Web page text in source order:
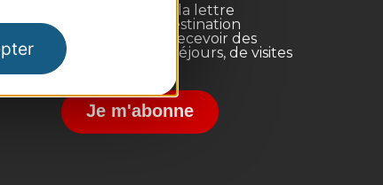
Inscrivez-vous à la lettre
d'information Destination
Occitanie pour recevoir des
suggestions de séjours, de visites
et de sorties.
Je m'abonne